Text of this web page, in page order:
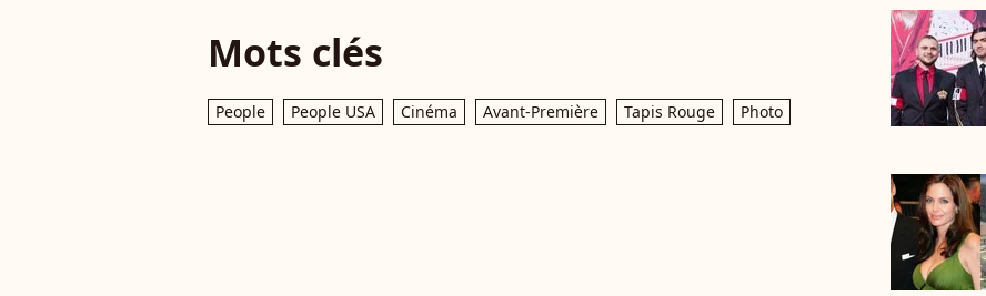
Mots clés
People People USA Cinéma Avant-Première Tapis Rouge Photo